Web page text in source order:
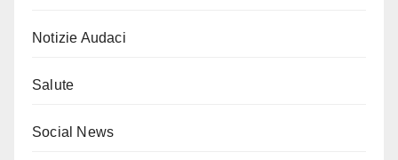
Notizie Audaci
Salute
Social News